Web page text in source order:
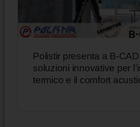
Polistir presenta a B-
soluzioni innovative per
termico e il comfort